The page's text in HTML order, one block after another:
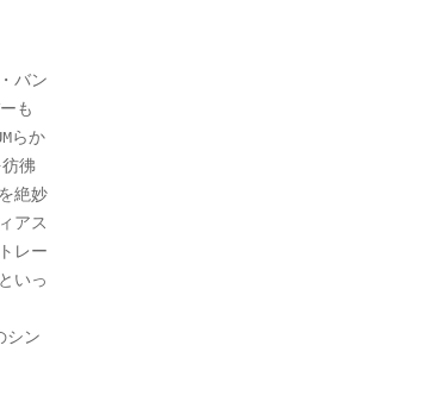
バン
も
らか
彿
絶妙
アス
レー
いっ
シン